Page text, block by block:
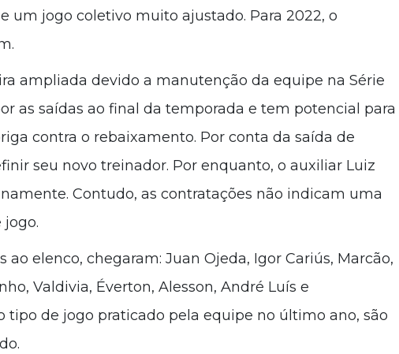
um jogo coletivo muito ajustado. Para 2022, o
ampliada devido a manutenção da equipe na Série
as saídas ao final da temporada e tem potencial para
contra o rebaixamento. Por conta da saída de
seu novo treinador. Por enquanto, o auxiliar Luiz
Contudo, as contratações não indicam uma
ao elenco, chegaram: Juan Ojeda, Igor Cariús, Marcão,
Valdivia, Éverton, Alesson, André Luís e
tipo de jogo praticado pela equipe no último ano, são